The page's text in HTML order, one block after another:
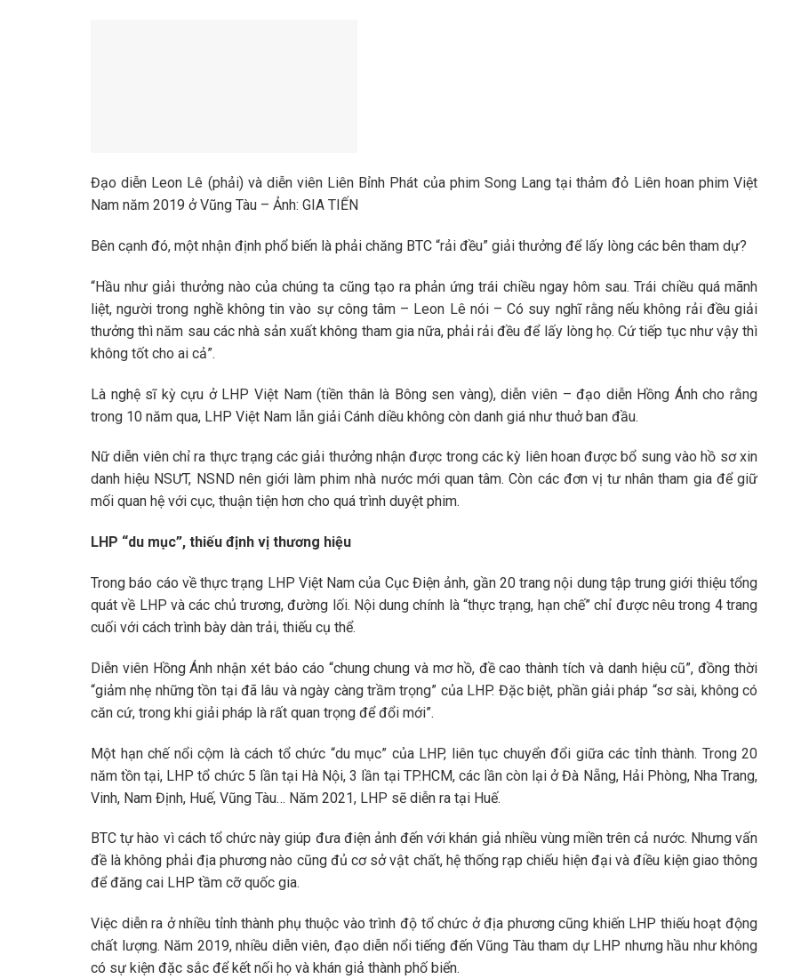
Đạo diễn Leon Lê (phải) và diễn viên Liên Bỉnh Phát của phim Song Lang tại thảm đỏ Liên hoan phim Việt
Nam năm 2019 ở Vũng Tàu – Ảnh: GIA TIẾN
Bên cạnh đó, một nhận định phổ biến là phải chăng BTC “rải đều” giải thưởng để lấy lòng các bên tham dự?
“Hầu như giải thưởng nào của chúng ta cũng tạo ra phản ứng trái chiều ngay hôm sau. Trái chiều quá mãnh
liệt, người trong nghề không tin vào sự công tâm – Leon Lê nói – Có suy nghĩ rằng nếu không rải đều giải
thưởng thì năm sau các nhà sản xuất không tham gia nữa, phải rải đều để lấy lòng họ. Cứ tiếp tục như vậy thì
không tốt cho ai cả”.
Là nghệ sĩ kỳ cựu ở LHP Việt Nam (tiền thân là Bông sen vàng), diễn viên – đạo diễn Hồng Ánh cho rằng
trong 10 năm qua, LHP Việt Nam lẫn giải Cánh diều không còn danh giá như thuở ban đầu.
Nữ diễn viên chỉ ra thực trạng các giải thưởng nhận được trong các kỳ liên hoan được bổ sung vào hồ sơ xin
danh hiệu NSƯT, NSND nên giới làm phim nhà nước mới quan tâm. Còn các đơn vị tư nhân tham gia để giữ
mối quan hệ với cục, thuận tiện hơn cho quá trình duyệt phim.
LHP “du mục”, thiếu định vị thương hiệu
Trong báo cáo về thực trạng LHP Việt Nam của Cục Điện ảnh, gần 20 trang nội dung tập trung giới thiệu tổng
quát về LHP và các chủ trương, đường lối. Nội dung chính là “thực trạng, hạn chế” chỉ được nêu trong 4 trang
cuối với cách trình bày dàn trải, thiếu cụ thể.
Diễn viên Hồng Ánh nhận xét báo cáo “chung chung và mơ hồ, đề cao thành tích và danh hiệu cũ”, đồng thời
“giảm nhẹ những tồn tại đã lâu và ngày càng trầm trọng” của LHP. Đặc biệt, phần giải pháp “sơ sài, không có
căn cứ, trong khi giải pháp là rất quan trọng để đổi mới”.
Một hạn chế nổi cộm là cách tổ chức “du mục” của LHP, liên tục chuyển đổi giữa các tỉnh thành. Trong 20
năm tồn tại, LHP tổ chức 5 lần tại Hà Nội, 3 lần tại TP.HCM, các lần còn lại ở Đà Nẵng, Hải Phòng, Nha Trang,
Vinh, Nam Định, Huế, Vũng Tàu… Năm 2021, LHP sẽ diễn ra tại Huế.
BTC tự hào vì cách tổ chức này giúp đưa điện ảnh đến với khán giả nhiều vùng miền trên cả nước. Nhưng vấn
đề là không phải địa phương nào cũng đủ cơ sở vật chất, hệ thống rạp chiếu hiện đại và điều kiện giao thông
để đăng cai LHP tầm cỡ quốc gia.
Việc diễn ra ở nhiều tỉnh thành phụ thuộc vào trình độ tổ chức ở địa phương cũng khiến LHP thiếu hoạt động
chất lượng. Năm 2019, nhiều diễn viên, đạo diễn nổi tiếng đến Vũng Tàu tham dự LHP nhưng hầu như không
có sự kiện đặc sắc để kết nối họ và khán giả thành phố biển.